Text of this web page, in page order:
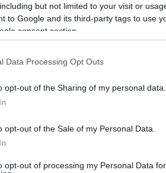
but not limited to your visit or
to Google and its third-party tags to use
consent section.
Data Processing Opt Outs
opt-out of the Sharing of my personal data.
opt-out of the Sale of my Personal Data.
opt-out of processing my Personal Data
–, hogy kiderüljön, melyiket
legérthetőbbnek, 88 százalékos
a negyedik legrosszabbul teljesített -